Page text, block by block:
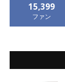
15,399
ファン